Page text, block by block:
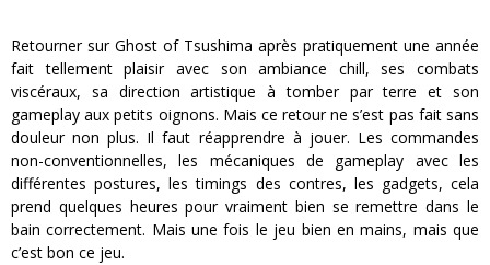
Retourner sur Ghost of Tsushima après pratiquement une année
fait tellement plaisir avec son ambiance chill, ses combats
viscéraux, sa direction artistique à tomber par terre et son
gameplay aux petits oignons. Mais ce retour ne s’est pas fait sans
douleur non plus. Il faut réapprendre à jouer. Les commandes
non-conventionnelles, les mécaniques de gameplay avec les
différentes postures, les timings des contres, les gadgets, cela
prend quelques heures pour vraiment bien se remettre dans le
bain correctement. Mais une fois le jeu bien en mains, mais que
c’est bon ce jeu.